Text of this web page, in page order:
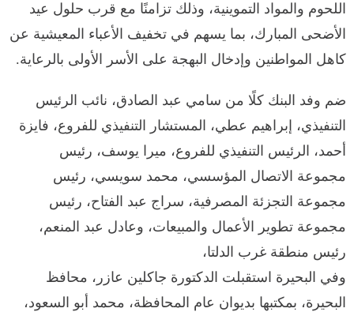
اللحوم والمواد التموينية، وذلك تزامنًا مع قرب حلول عيد
الأضحى المبارك، بما يسهم في تخفيف الأعباء المعيشية عن
كاهل المواطنين وإدخال البهجة على الأسر الأولى بالرعاية.
ضم وفد البنك كلًا من سامي عبد الصادق، نائب الرئيس
التنفيذي، إبراهيم عطي، المستشار التنفيذي للفروع، فايزة
أحمد، الرئيس التنفيذي للفروع، ميرا يوسف، رئيس
مجموعة الاتصال المؤسسي، محمد سويسي، رئيس
مجموعة التجزئة المصرفية، سراج عبد الفتاح، رئيس
مجموعة تطوير الأعمال والمبيعات، وعادل عبد المنعم،
رئيس منطقة غرب الدلتا،
وفي البحيرة استقبلت الدكتورة جاكلين عازر، محافظ
البحيرة، بمكتبها بديوان عام المحافظة، محمد أبو السعود،